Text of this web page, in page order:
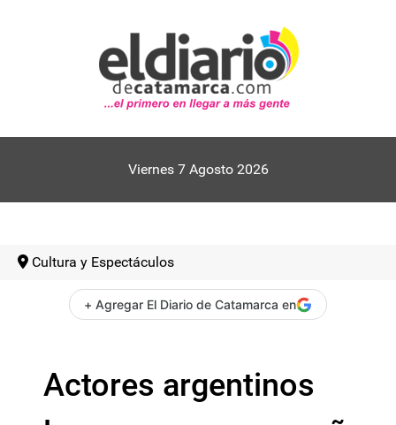
Viernes 7 Agosto 2026
Cultura y Espectáculos
+ Agregar El Diario de Catamarca en
Actores argentinos